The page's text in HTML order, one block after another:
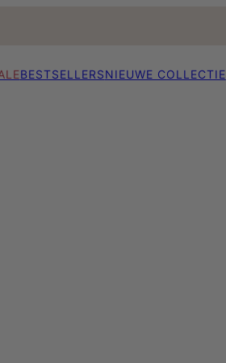
BESTSELLERSNIEUWE COLLECTIE